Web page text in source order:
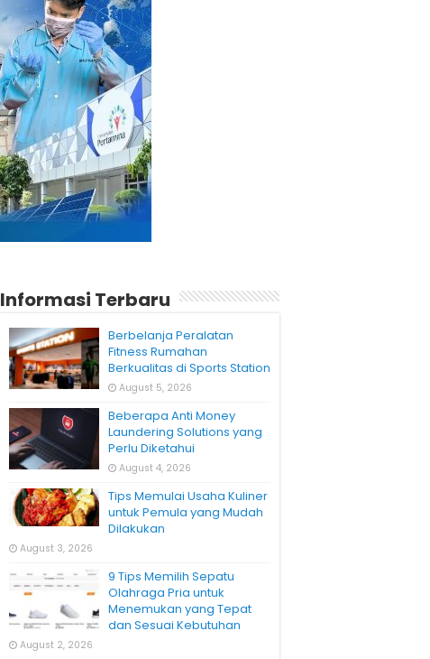
Informasi Terbaru
Berbelanja Peralatan
Fitness Rumahan
Berkualitas di Sports Station
August 5, 2026
Beberapa Anti Money
Laundering Solutions yang
Perlu Diketahui
August 4, 2026
Tips Memulai Usaha Kuliner
untuk Pemula yang Mudah
Dilakukan
August 3, 2026
9 Tips Memilih Sepatu
Olahraga Pria untuk
Menemukan yang Tepat
dan Sesuai Kebutuhan
August 2, 2026